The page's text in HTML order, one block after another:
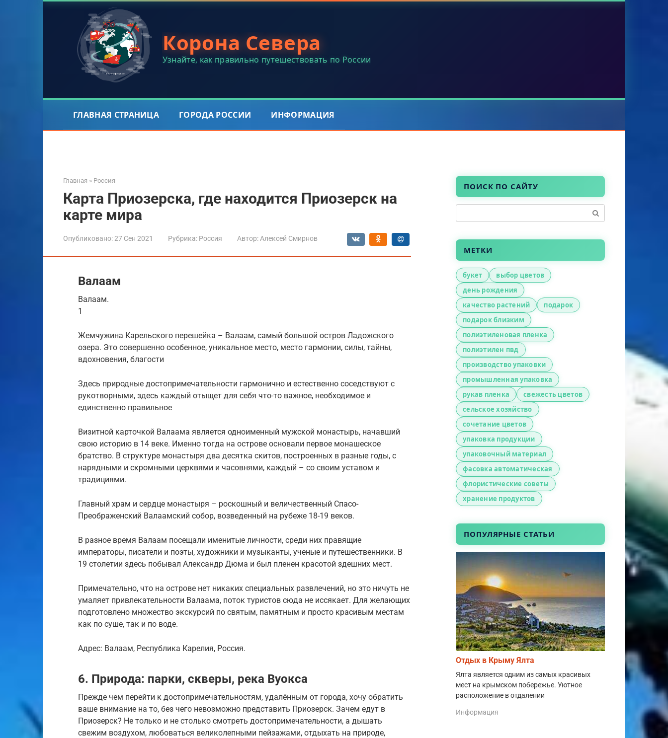
Корона Севера
Узнайте, как правильно путешествовать по России
ГЛАВНАЯ СТРАНИЦА ГОРОДА РОССИИ ИНФОРМАЦИЯ
Главная » Россия
Карта Приозерска, где находится Приозерск на
карте мира
Опубликовано:27 Сен 2021 Рубрика: Россия Автор: Алексей Смирнов
Валаам
Валаам.
1
Жемчужина Карельского перешейка – Валаам, самый большой остров Ладожского
озера. Это совершенно особенное, уникальное место, место гармонии, силы, тайны,
вдохновения, благости
Здесь природные достопримечательности гармонично и естественно соседствуют с
рукотворными, здесь каждый отыщет для себя что-то важное, необходимое и
единственно правильное
Визитной карточкой Валаама является одноименный мужской монастырь, начавший
свою историю в 14 веке. Именно тогда на острове основали первое монашеское
братство. В структуре монастыря два десятка скитов, построенных в разные годы, с
нарядными и скромными церквями и часовнями, каждый – со своим уставом и
традициями.
Главный храм и сердце монастыря – роскошный и величественный Спасо-
Преображенский Валаамский собор, возведенный на рубеже 18-19 веков.
В разное время Валаам посещали именитые личности, среди них правящие
императоры, писатели и поэты, художники и музыканты, ученые и путешественники. В
19 столетии здесь побывал Александр Дюма и был пленен красотой здешних мест.
Примечательно, что на острове нет никаких специальных развлечений, но это ничуть не
умаляет привлекательности Валаама, поток туристов сюда не иссякает. Для желающих
подготовлено множество экскурсий по святым, памятным и просто красивым местам
как по суше, так и по воде.
Адрес: Валаам, Республика Карелия, Россия.
6. Природа: парки, скверы, река Вуокса
Прежде чем перейти к достопримечательностям, удалённым от города, хочу обратить
ваше внимание на то, без чего невозможно представить Приозерск. Зачем едут в
Приозерск? Не только и не столько смотреть достопримечательности, а дышать
свежим воздухом, любоваться великолепными пейзажами, отдыхать на природе,
ПОИСК ПО САЙТУ
МЕТКИ
букет
выбор цветов
день рождения
качество растений
подарок
подарок близким
полиэтиленовая пленка
полиэтилен пвд
производство упаковки
промышленная упаковка
рукав пленка
свежесть цветов
сельское хозяйство
сочетание цветов
упаковка продукции
упаковочный материал
фасовка автоматическая
флористические советы
хранение продуктов
ПОПУЛЯРНЫЕ СТАТЬИ
Отдых в Крыму Ялта
Ялта является одним из самых красивых
мест на крымском побережье. Уютное
расположение в отдалении
Информация